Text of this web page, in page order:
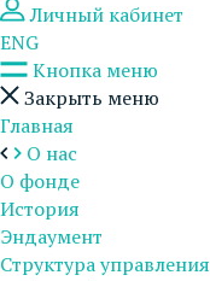
Личный кабинет
ENG
Кнопка меню
Закрыть меню
Главная
О нас
О фонде
История
Эндаумент
Структура управления